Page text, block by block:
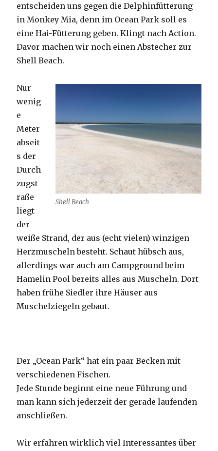
entscheiden uns gegen die Delphinfütterung
in Monkey Mia, denn im Ocean Park soll es
eine Hai-Fütterung geben. Klingt nach Action.
Davor machen wir noch einen Abstecher zur
Shell Beach.
Shell Beach
Nur
wenig
e
Meter
abseit
s der
Durch
zugst
raße
liegt
der
weiße Strand, der aus (echt vielen) winzigen
Herzmuscheln besteht. Schaut hübsch aus,
allerdings war auch am Campground beim
Hamelin Pool bereits alles aus Muscheln. Dort
haben frühe Siedler ihre Häuser aus
Muschelziegeln gebaut.
Der „Ocean Park“ hat ein paar Becken mit
verschiedenen Fischen.
Jede Stunde beginnt eine neue Führung und
man kann sich jederzeit der gerade laufenden
anschließen.
Wir erfahren wirklich viel Interessantes über